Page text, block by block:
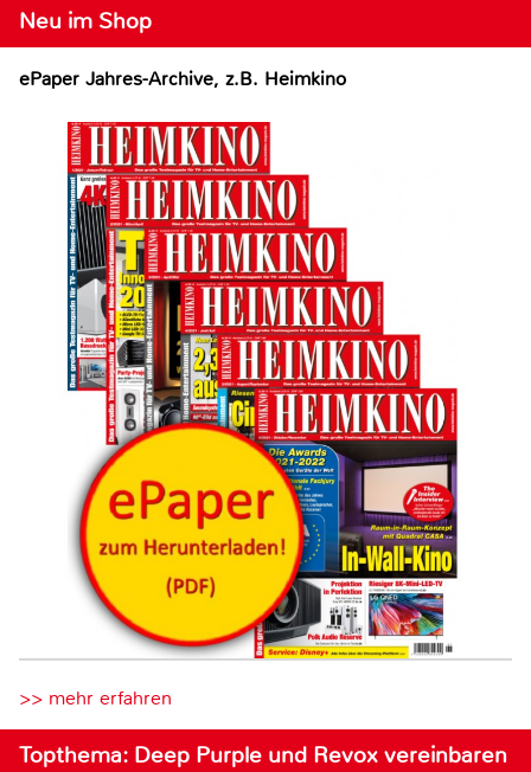
Neu im Shop
ePaper Jahres-Archive, z.B. Heimkino
>> mehr erfahren
Topthema: Deep Purple und Revox vereinbaren